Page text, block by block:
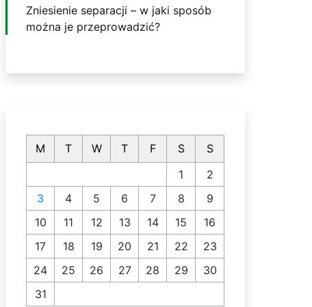
Zniesienie separacji – w jaki sposób
można je przeprowadzić?
M T W T F S
S
1
2
3
4 5 6 7 8
9
10
11 12 13 14 15
16
17
18 19 20 21 22
23
24
25 26 27 28 29
30
31